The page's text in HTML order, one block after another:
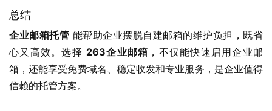
总结
企业邮箱托管 能帮助企业摆脱自建邮箱的维护负担，既省
心又高效。选择 263企业邮箱 ，不仅能快速启用企业邮
箱，还能享受免费域名、稳定收发和专业服务，是企业值得
信赖的托管方案。